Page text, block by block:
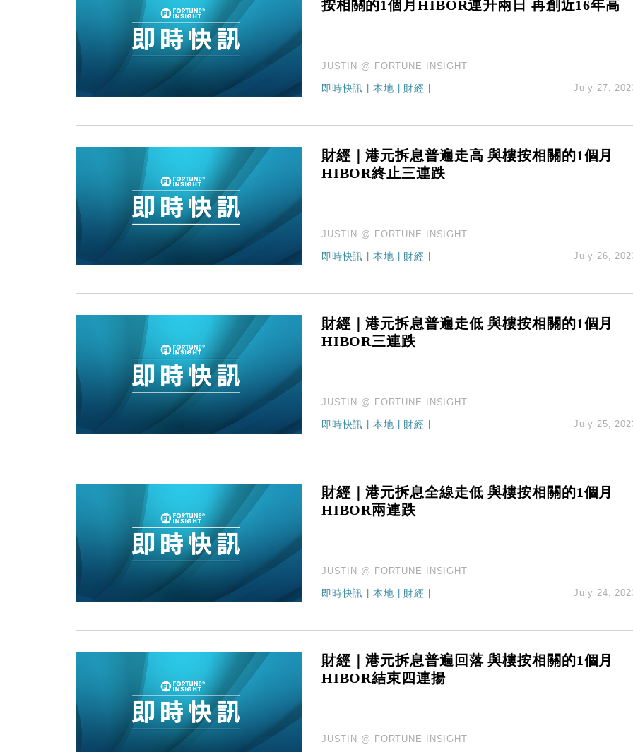
按相關的1個月HIBOR連升兩日 再創近16年高
JUSTIN @ FORTUNE INSIGHT
即時快訊 |本地 | 財經 | July 27,
財經｜港元拆息普遍走高 與樓按相關的1個月
HIBOR終止三連跌
JUSTIN @ FORTUNE INSIGHT
即時快訊 |本地 財經 July 26,
財經｜港元拆息普遍走低 與樓按相關的1個月
HIBOR三連跌
JUSTIN @ FORTUNE INSIGHT
即時快訊 |本地 財經 July 25,
財經｜港元拆息全線走低 與樓按相關的1個月
HIBOR兩連跌
JUSTIN @ FORTUNE INSIGHT
即時快訊 |本地 | 財經 | July 24,
財經｜港元拆息普遍回落 與樓按相關的1個月
HIBOR結束四連揚
JUSTIN @ FORTUNE INSIGHT